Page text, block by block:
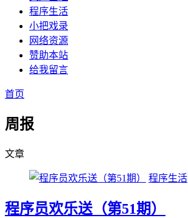
程序生活
小把戏录
网络资源
赞助本站
给我留言
首页
周报
文章
程序生活
程序员欢乐送（第51期）